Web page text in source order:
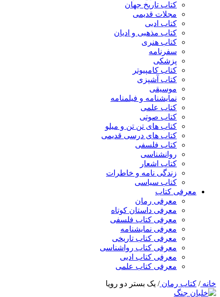
کتاب تاریخ جهان
مجلات قدیمی
کتاب ادبی
کتاب مذهبی و ادیان
کتاب هنری
سفرنامه
پزشکی
کتاب کامپیوتر
کتاب آشپزی
موسیقی
نمایشنامه و فیلمنامه
کتاب علمی
کتاب صوتی
کتاب های تن تن و میلو
کتاب های درسی قدیمی
کتاب فلسفی
روانشناسی
کتاب اشعار
زندگی نامه و خاطرات
کتاب سیاسی
معرفی کتاب
معرفی رمان
معرفی داستان کوتاه
معرفی کتاب فلسفی
معرفی نمایشنامه
معرفی کتاب تاریخی
معرفی کتاب رواشناسی
معرفی کتاب ادبی
معرفی کتاب علمی
خانه/ کتاب رمان/ یک بستر دو رویا